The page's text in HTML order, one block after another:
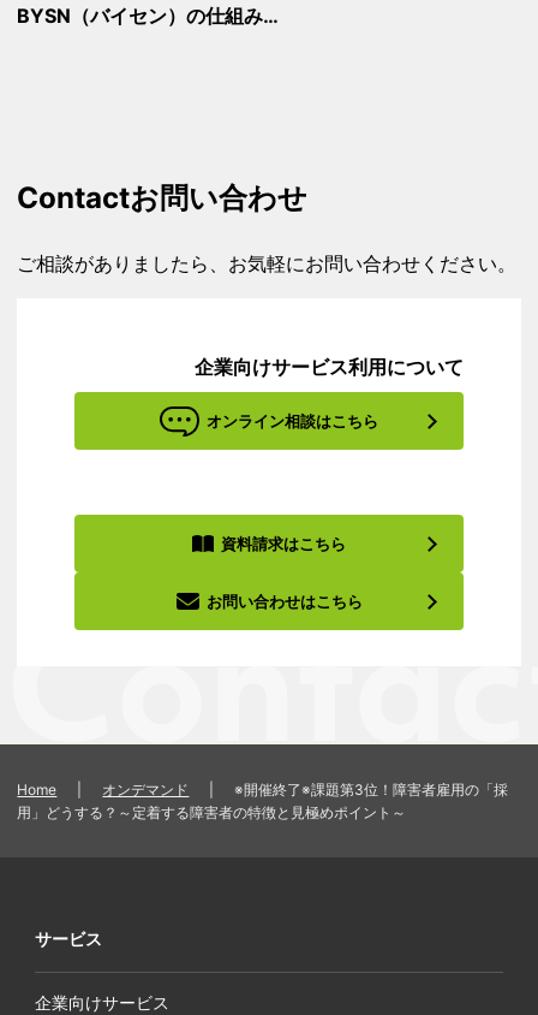
BYSN（バイセン）の仕組み…
Contactお問い合わせ
ご相談がありましたら、お気軽にお問い合わせください。
企業向けサービス利用について
オンライン相談はこちら
資料請求はこちら
お問い合わせはこちら
Home オンデマンド
※開催終了※課題第3位！障害者雇用の「採
用」どうする？～定着する障害者の特徴と見極めポイント～
サービス
企業向けサービス